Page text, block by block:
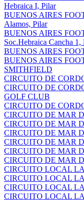
Hebraica I, Pilar
BUENOS AIRES
Alamos, Pilar
BUENOS AIRES
Soc.Hebraica Cancha 1,
BUENOS AIRES
BUENOS AIRES
SMITHFIELD
CIRCUITO DE
CIRCUITO DE
GOLF CLUB
CIRCUITO DE
CIRCUITO DE MAR
CIRCUITO DE MAR
CIRCUITO DE MAR
CIRCUITO DE MAR
CIRCUITO DE MAR
CIRCUITO DE MAR
CIRCUITO LOCAL
CIRCUITO LOCAL
CIRCUITO LOCAL
CIRCUITO LOCAL